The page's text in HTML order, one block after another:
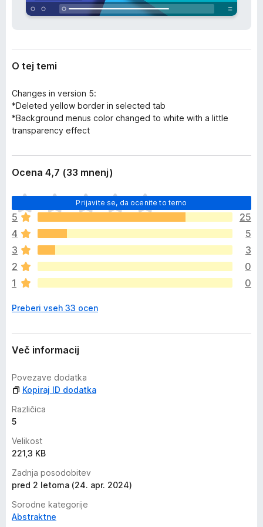
k
r
x
i
t
i
O tej temi
Changes in version 5:
*Deleted yellow border in selected tab
*Background menus color changed to white with a little
transparency effect
Ocena 4,7 (33 mnenj)
Prijavite se, da ocenite to temo
Š
e
n
i
o
c
e
n
e
o
5
25
4
5
3
3
2
0
1
0
Preberi vseh 33 ocen
Več informacij
Povezave dodatka
Kopiraj ID dodatka
Različica
5
Velikost
221,3 KB
Zadnja posodobitev
pred 2 letoma (24. apr. 2024)
Sorodne kategorije
Abstraktne